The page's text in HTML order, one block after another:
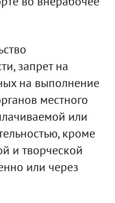
запрет на
на выполнение
местного
или
кроме
и творческой
или через